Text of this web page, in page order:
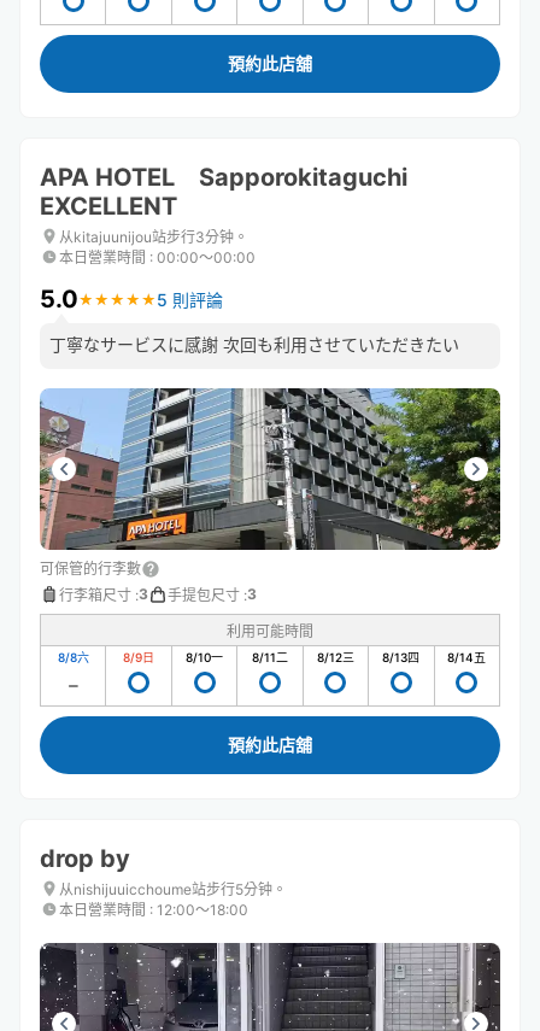
預約此店舖
APA HOTEL Sapporokitaguchi
EXCELLENT
从kitajuunijou站步行3分钟。
本日營業時間 : 00:00〜00:00
5.0★ ★ ★ ★ ★
★ ★ ★ ★ ★ 5 則評論
丁寧なサービスに感謝 次回も利用させていただきたい
可保管的行李數
行李箱尺寸 :3 手提包尺寸 :3
利用可能時間
8/8六 8/9日 8/10一 8/11二 8/12三 8/13四 8/14五
預約此店舖
drop by
从nishijuuicchoume站步行5分钟。
本日營業時間 : 12:00〜18:00